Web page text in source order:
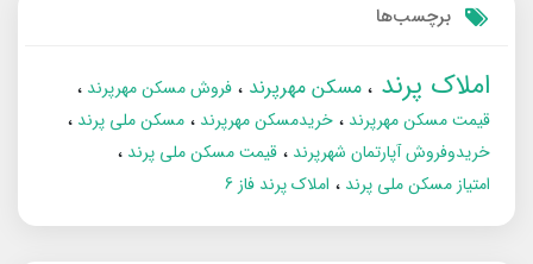
برچسب‌ها
املاک پرند مسکن مهرپرند
فروش مسکن مهرپرند
قیمت مسکن مهرپرند
خریدمسکن مهرپرند
مسکن ملی پرند
خریدوفروش آپارتمان شهرپرند
قیمت مسکن ملی پرند
امتیاز مسکن ملی پرند
املاک پرند فاز 6